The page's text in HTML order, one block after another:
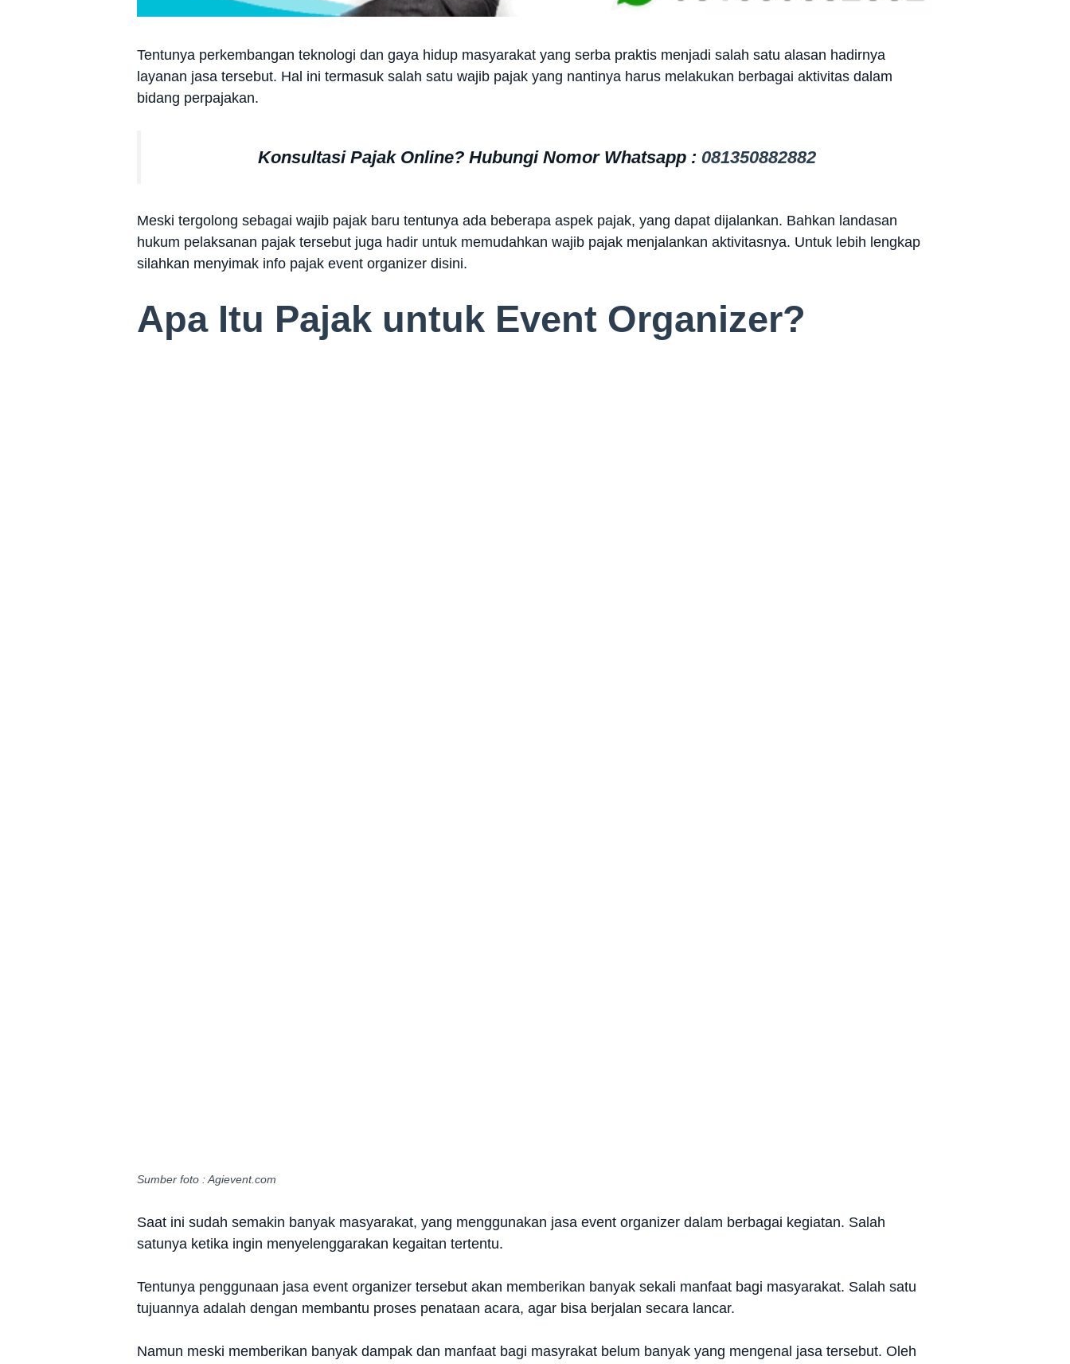
Tentunya perkembangan teknologi dan gaya hidup masyarakat yang serba praktis menjadi salah satu alasan hadirnya
layanan jasa tersebut. Hal ini termasuk salah satu wajib pajak yang nantinya harus melakukan berbagai aktivitas dalam
bidang perpajakan.
Konsultasi Pajak Online? Hubungi Nomor Whatsapp : 081350882882
Meski tergolong sebagai wajib pajak baru tentunya ada beberapa aspek pajak, yang dapat dijalankan. Bahkan landasan
hukum pelaksanan pajak tersebut juga hadir untuk memudahkan wajib pajak menjalankan aktivitasnya. Untuk lebih lengkap
silahkan menyimak info pajak event organizer disini.
Apa Itu Pajak untuk Event Organizer?
Sumber foto : Agievent.com
Saat ini sudah semakin banyak masyarakat, yang menggunakan jasa event organizer dalam berbagai kegiatan. Salah
satunya ketika ingin menyelenggarakan kegaitan tertentu.
Tentunya penggunaan jasa event organizer tersebut akan memberikan banyak sekali manfaat bagi masyarakat. Salah satu
tujuannya adalah dengan membantu proses penataan acara, agar bisa berjalan secara lancar.
Namun meski memberikan banyak dampak dan manfaat bagi masyrakat belum banyak yang mengenal jasa tersebut. Oleh